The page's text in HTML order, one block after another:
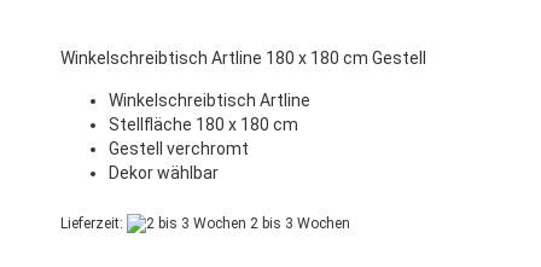
Winkelschreibtisch Artline 180 x 180 cm Gestell
Winkelschreibtisch Artline
Stellfläche 180 x 180 cm
Gestell verchromt
Dekor wählbar
Lieferzeit: 2 bis 3 Wochen